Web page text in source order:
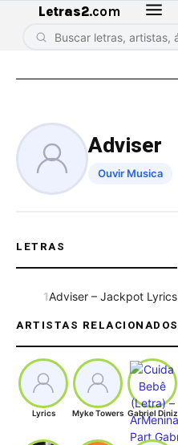
Letras2.com
Adviser
Ouvir Musica
LETRAS
1Adviser – Jackpot Lyrics
ARTISTAS RELACIONADOS
Lyrics Myke Towers Gabriel Diniz